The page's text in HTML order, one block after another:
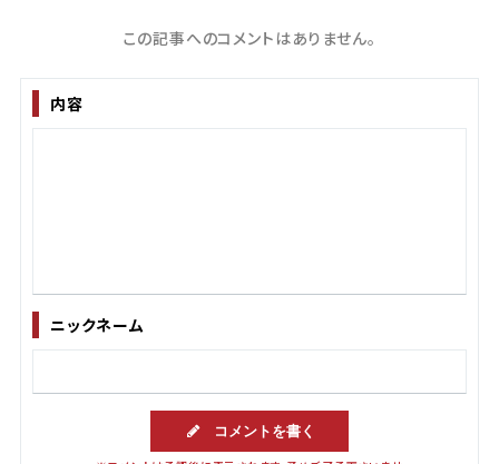
この記事へのコメントはありません。
ニックネーム
内容
コメントを書く